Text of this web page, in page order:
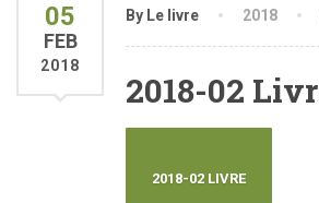
05
FEB
2018
By Le livre 2018
2018-02
2018-02 LIVRE